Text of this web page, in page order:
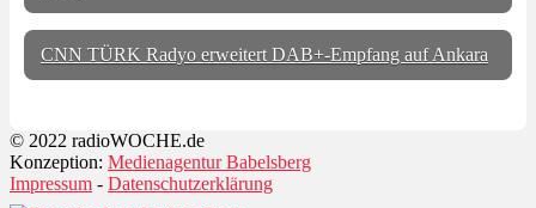
CNN TÜRK Radyo erweitert DAB+-Empfang auf Ankara
© 2022 radioWOCHE.de
Konzeption: Medienagentur Babelsberg
Impressum - Datenschutzerklärung